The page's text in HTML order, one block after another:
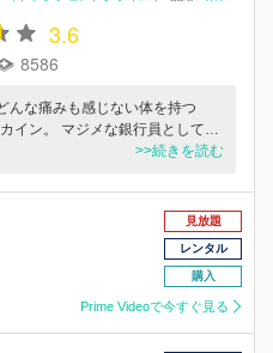
3.6
8586
んな痛みも感じない体を持つ
イン。 マジメな銀行員として…
>>続きを読む
見放題
レンタル
購入
Prime Videoで今すぐ見る